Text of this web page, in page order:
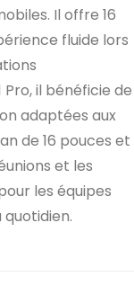
Il offre 16
fluide lors
Pro, il bénéficie de
adaptées aux
de 16 pouces et
et les
les équipes